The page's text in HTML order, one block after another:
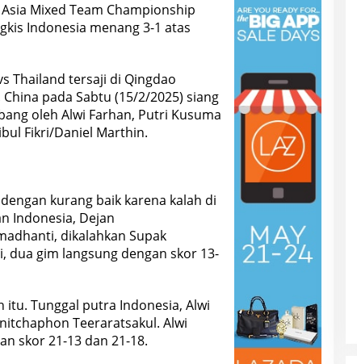
Mixed Team Championship
Indonesia menang 3-1 atas
Thailand tersaji di Qingdao
pada Sabtu (15/2/2025) siang
oleh Alwi Farhan, Putri Kusuma
Fikri/Daniel Marthin.
kurang baik karena kalah di
Indonesia, Dejan
dikalahkan Supak
dua gim langsung dengan skor 13-
itu. Tunggal putra Indonesia, Alwi
Teeraratsakul. Alwi
skor 21-13 dan 21-18.